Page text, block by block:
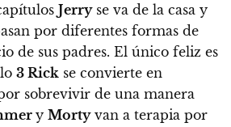
Jerryse va de la casa y
por diferentes formas de
de sus padres. El único feliz es
3 Rick se convierte en
sobrevivir de una manera
y Mortyvan a terapia por